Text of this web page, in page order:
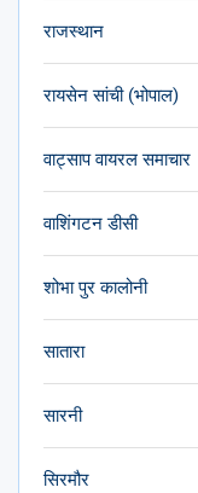
राजस्थान
रायसेन सांची (भोपाल)
वाट्साप वायरल समाचार
वाशिंगटन डीसी
शोभा पुर कालोनी
सातारा
सारनी
सिरमौर